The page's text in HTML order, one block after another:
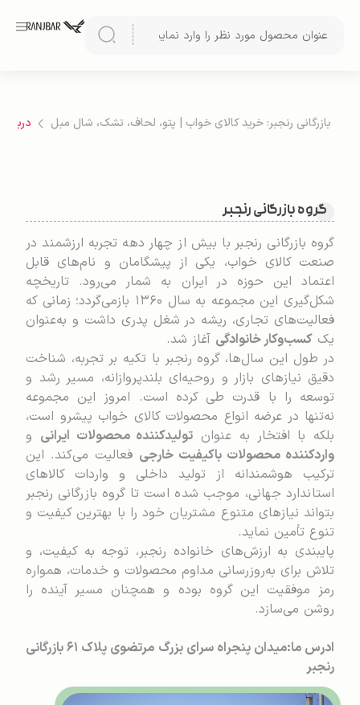
بازرگانی رنجبر: خرید کالای خواب | پتو، لحاف، تشک، شال مبل درباره
گروه بازرگانی رنجبر
گروه بازرگانی رنجبر با بیش از چهار دهه تجربه ارزشمند در
صنعت کالای خواب، یکی از پیشگامان و نام‌های قابل
اعتماد این حوزه در ایران به شمار می‌رود. تاریخچه
شکل‌گیری این مجموعه به سال ۱۳۶۰ بازمی‌گردد؛ زمانی که
فعالیت‌های تجاری، ریشه در شغل پدری داشت و به‌عنوان
یک کسب‌وکار خانوادگی آغاز شد.
در طول این سال‌ها، گروه رنجبر با تکیه بر تجربه، شناخت
دقیق نیازهای بازار و روحیه‌ای بلندپروازانه، مسیر رشد و
توسعه را با قدرت طی کرده است. امروز این مجموعه
نه‌تنها در عرضه انواع محصولات کالای خواب پیشرو است،
بلکه با افتخار به عنوان تولیدکننده محصولات ایرانی و
واردکننده محصولات باکیفیت خارجی فعالیت می‌کند. این
ترکیب هوشمندانه از تولید داخلی و واردات کالاهای
استاندارد جهانی، موجب شده است تا گروه بازرگانی رنجبر
بتواند نیازهای متنوع مشتریان خود را با بهترین کیفیت و
تنوع تأمین نماید.
پایبندی به ارزش‌های خانواده رنجبر، توجه به کیفیت، و
تلاش برای به‌روزرسانی مداوم محصولات و خدمات، همواره
رمز موفقیت این گروه بوده و همچنان مسیر آینده را
روشن می‌سازد.
ادرس ما:میدان پنجراه سرای بزرگ مرتضوی پلاک ۶۱ بازرگانی
رنجبر